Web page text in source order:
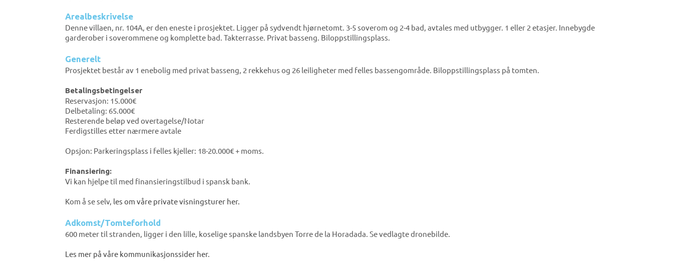
Arealbeskrivelse
Denne villaen, nr. 104A, er den eneste i prosjektet. Ligger på sydvendt hjørnetomt. 3-5 soverom og 2-4 bad, avtales med utbygger. 1 eller 2 etasjer. Innebygde
garderober i soverommene og komplette bad. Takterrasse. Privat basseng. Biloppstillingsplass.
Generelt
Prosjektet består av 1 enebolig med privat basseng, 2 rekkehus og 26 leiligheter med felles bassengområde. Biloppstillingsplass på tomten.
Betalingsbetingelser
Reservasjon: 15.000€
Delbetaling: 65.000€
Resterende beløp ved overtagelse/Notar
Ferdigstilles etter nærmere avtale
Opsjon: Parkeringsplass i felles kjeller: 18-20.000€ + moms.
Finansiering:
Vi kan hjelpe til med finansieringstilbud i spansk bank.
Kom å se selv, les om våre private visningsturer her.
Adkomst/Tomteforhold
600 meter til stranden, ligger i den lille, koselige spanske landsbyen Torre de la Horadada. Se vedlagte dronebilde.
Les mer på våre kommunikasjonssider her.